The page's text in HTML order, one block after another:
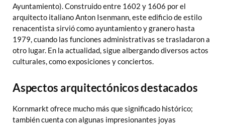
Ayuntamiento). Construido entre 1602 y 1606 por el
arquitecto italiano Anton Isenmann, este edificio de estilo
renacentista sirvió como ayuntamiento y granero hasta
1979, cuando las funciones administrativas se trasladaron a
otro lugar. En la actualidad, sigue albergando diversos actos
culturales, como exposiciones y conciertos.
Aspectos arquitectónicos destacados
Kornmarkt ofrece mucho más que significado histórico;
también cuenta con algunas impresionantes joyas